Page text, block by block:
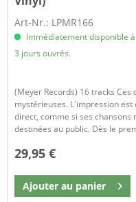
Art-Nr.: LPMR166
Immédiatement disponible
3 jours ouvrés.
(Meyer Records) 16 tracks
mystérieuses. L'impression
direct, comme si ses
destinées au public. Dès le
29,95 €
Ajouter au panier